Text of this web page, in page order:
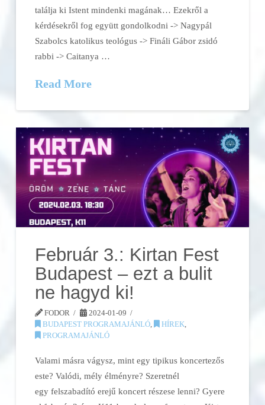
találja ki Istent mindenki magának… Ezekről a
kérdésekről fog együtt gondolkodni -> Nagypál
Szabolcs katolikus teológus -> Fináli Gábor zsidó
rabbi -> Caitanya …
Read More
Február 3.: Kirtan Fest
Budapest – ezt a bulit
ne hagyd ki!
FODOR
2024-01-09
BUDAPEST PROGRAMAJÁNLÓ, HÍREK,
PROGRAMAJÁNLÓ
Valami másra vágysz, mint egy tipikus koncertezős
este? Valódi, mély élményre? Szeretnél
egy felszabadító erejű koncert részese lenni? Gyere